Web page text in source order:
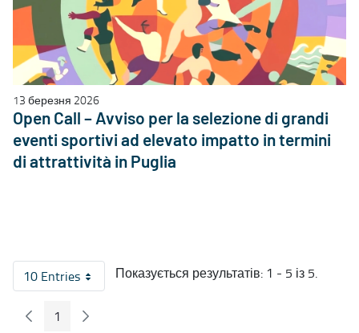
13 березня 2026
Open Call – Avviso per la selezione di grandi
eventi sportivi ad elevato impatto in termini
di attrattività in Puglia
10 EntriesНа сторінку
Показується результатів: 1 - 5 із 5.
Попередні сторінка
Сторінка
1 Наступна сторінка